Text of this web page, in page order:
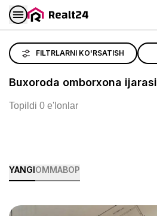
FILTRLARNI KO'RSATISH
Buxoroda omborxona ijarasi
Topildi 0 e'lonlar
YANGIOMMABOP